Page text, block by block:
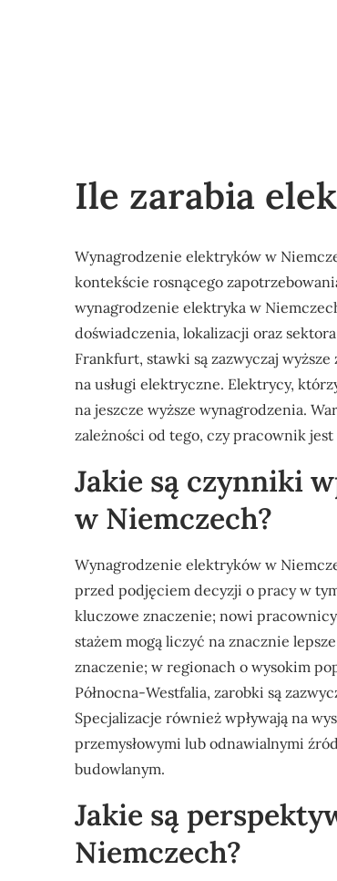
Ile zarabia
Wynagrodzenie elektryków w
kontekście rosnącego
wynagrodzenie elektryka w
doświadczenia, lokalizacji oraz
Frankfurt, stawki są zazwyczaj
na usługi elektryczne. Elektrycy,
na jeszcze wyższe wynagrodzenia.
zależności od tego, czy pracownik
Jakie są czynniki
w Niemczech?
Wynagrodzenie elektryków w
przed podjęciem decyzji o pracy w
kluczowe znaczenie; nowi
stażem mogą liczyć na znacznie
znaczenie; w regionach o wysokim
Północna-Westfalia, zarobki są
Specjalizacje również wpływają na
przemysłowymi lub odnawialnymi
budowlanym.
Jakie są
Niemczech?